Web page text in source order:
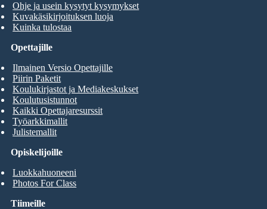
Ohje ja usein kysytyt kysymykset
Kuvakäsikirjoituksen luoja
Kuinka tulostaa
Opiskelijoille
Luokkahuoneeni
Photos For Class
Opettajille
Ilmainen Versio Opettajille
Piirin Paketit
Koulukirjastot ja Mediakeskukset
Koulutusistunnot
Kaikki Opettajaresurssit
Työarkkimallit
Julistemallit
Tiimeille